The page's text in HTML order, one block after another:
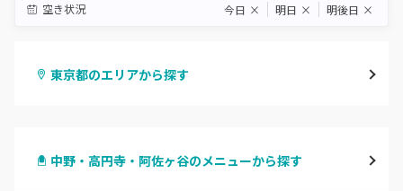
空き状況 今日 × 明日 × 明後日 ×
東京都のエリアから探す
中野・高円寺・阿佐ヶ谷のメニューから探す